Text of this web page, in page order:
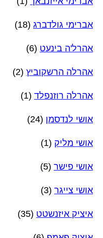
אברימי גולדברג (18)
אהרל'ה בינעט (6)
אהרלה הרשקוביץ (2)
אהרלה רוזנפלד (1)
אושי לנדסמן (24)
אושי מליק (1)
אושי פישר (5)
אושי צייגר (3)
איציק איזנשטט (35)